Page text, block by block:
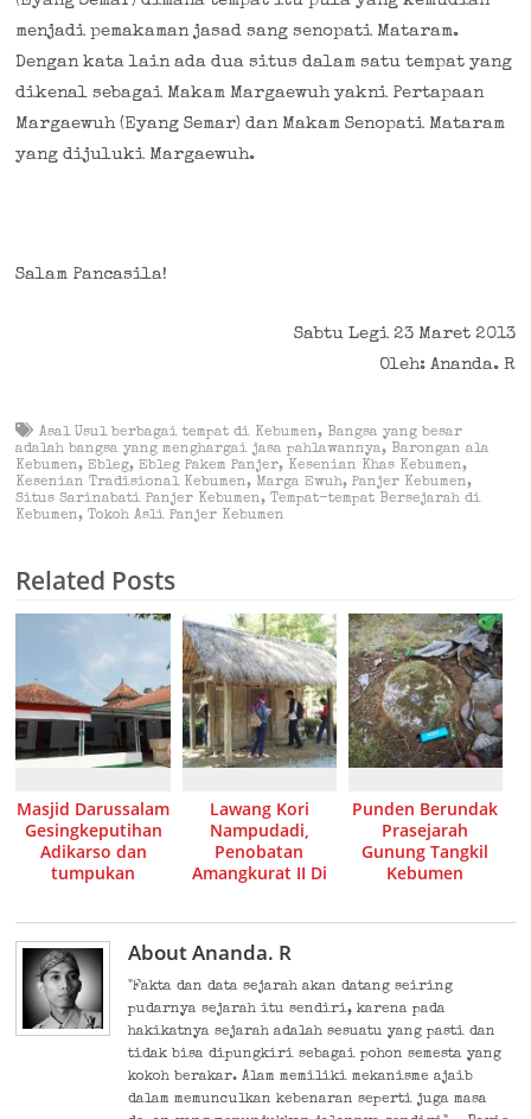
menjadi pemakaman jasad sang senopati Mataram.
Dengan kata lain ada dua situs dalam satu tempat yang
dikenal sebagai Makam Margaewuh yakni Pertapaan
Margaewuh (Eyang Semar) dan Makam Senopati Mataram
yang dijuluki Margaewuh.
Salam Pancasila!
Sabtu Legi 23 Maret 2013
Oleh: Ananda. R
Asal Usul berbagai tempat di Kebumen, Bangsa yang besar
adalah bangsa yang menghargai jasa pahlawannya, Barongan ala
Kebumen,Ebleg,Ebleg Pakem Panjer, Kesenian Khas Kebumen,
Kesenian Tradisional Kebumen, Marga Ewuh,Panjer Kebumen,
Situs Sarinabati Panjer Kebumen,Tempat-tempat Bersejarah di
Kebumen,Tokoh Asli Panjer Kebumen
Related Posts
Masjid Darussalam
Gesingkeputihan
Adikarso dan
tumpukan
Lawang Kori
Nampudadi,
Penobatan
Amangkurat II Di
Punden Berundak
Prasejarah
Gunung Tangkil
Kebumen
About Ananda. R
"Fakta dan data sejarah akan datang seiring
pudarnya sejarah itu sendiri, karena pada
hakikatnya sejarah adalah sesuatu yang pasti dan
tidak bisa dipungkiri sebagai pohon semesta yang
kokoh berakar. Alam memiliki mekanisme ajaib
dalam memunculkan kebenaran seperti juga masa